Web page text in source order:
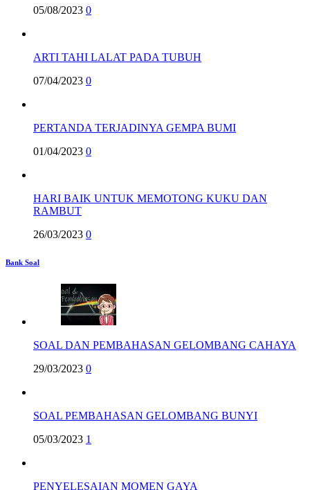
05/08/2023 0
ARTI TAHI LALAT PADA TUBUH
07/04/2023 0
PERTANDA TERJADINYA GEMPA BUMI
01/04/2023 0
HARI BAIK UNTUK MEMOTONG KUKU DAN
RAMBUT
26/03/2023 0
Bank Soal
SOAL DAN PEMBAHASAN GELOMBANG CAHAYA
29/03/2023 0
SOAL PEMBAHASAN GELOMBANG BUNYI
05/03/2023 1
PENYELESAIAN MOMEN GAYA